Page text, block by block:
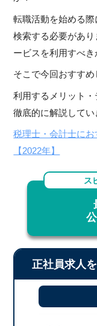
転職活動を始める
検索する必要があ
ービスを利用すべき
そこで今回おすすめ
利用するメリット
徹底的に解説してい
税理士・会計士に
【2022年】
ス
正社員求人